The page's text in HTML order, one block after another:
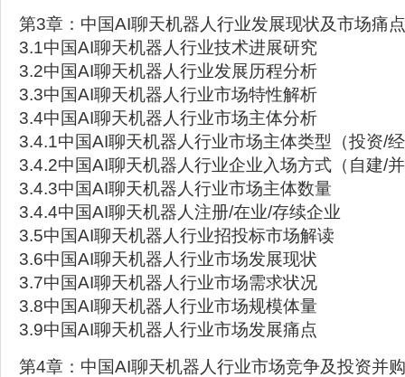
第3章：中国AI聊天机器人行业发展现状及市场痛
3.1中国AI聊天机器人行业技术进展研究
3.2中国AI聊天机器人行业发展历程分析
3.3中国AI聊天机器人行业市场特性解析
3.4中国AI聊天机器人行业市场主体分析
3.4.1中国AI聊天机器人行业市场主体类型（投资/
3.4.2中国AI聊天机器人行业企业入场方式（自建/
3.4.3中国AI聊天机器人行业市场主体数量
3.4.4中国AI聊天机器人注册/在业/存续企业
3.5中国AI聊天机器人行业招投标市场解读
3.6中国AI聊天机器人行业市场发展现状
3.7中国AI聊天机器人行业市场需求状况
3.8中国AI聊天机器人行业市场规模体量
3.9中国AI聊天机器人行业市场发展痛点
第4章：中国AI聊天机器人行业市场竞争及投资并